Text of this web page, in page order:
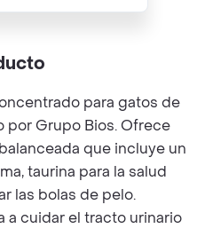
para gatos de
por Grupo Bios. Ofrece
que incluye un
taurina para la salud
las bolas de pelo.
a cuidar el tracto urinario